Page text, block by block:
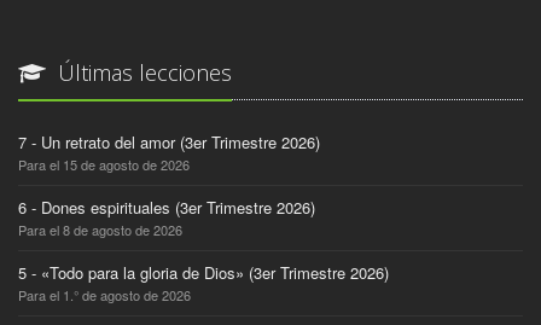
Últimas lecciones
7 - Un retrato del amor (3er Trimestre 2026)
Para el 15 de agosto de 2026
6 - Dones espirituales (3er Trimestre 2026)
Para el 8 de agosto de 2026
5 - «Todo para la gloria de Dios» (3er Trimestre 2026)
Para el 1.° de agosto de 2026